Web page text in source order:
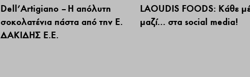
Dell’Artigiano – Η απόλυτη
σοκολατένια πάστα από την Ε.
ΔΑΚΙΔΗΣ Ε.Ε.
LAOUDIS FOODS: Κάθε
μαζί… στα social media!